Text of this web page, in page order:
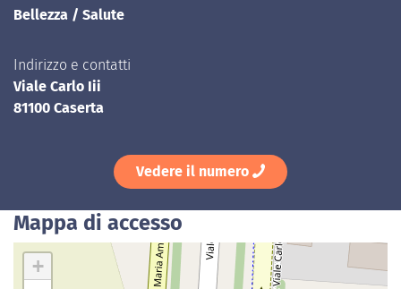
Bellezza / Salute
Indirizzo e contatti
Viale Carlo Iii
81100 Caserta
Vedere il numero
Mappa di accesso
+